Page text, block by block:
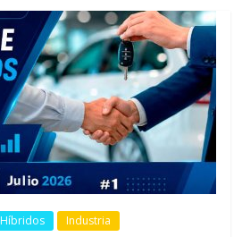
Híbridos Industria